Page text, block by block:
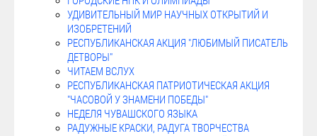
УДИВИТЕЛЬНЫЙ МИР НАУЧНЫХ ОТКРЫТИЙ И
ИЗОБРЕТЕНИЙ
РЕСПУБЛИКАНСКАЯ АКЦИЯ "ЛЮБИМЫЙ ПИСАТЕЛЬ
ДЕТВОРЫ"
ЧИТАЕМ ВСЛУХ
РЕСПУБЛИКАНСКАЯ ПАТРИОТИЧЕСКАЯ АКЦИЯ
"ЧАСОВОЙ У ЗНАМЕНИ ПОБЕДЫ"
НЕДЕЛЯ ЧУВАШСКОГО ЯЗЫКА
РАДУЖНЫЕ КРАСКИ, РАДУГА ТВОРЧЕСТВА